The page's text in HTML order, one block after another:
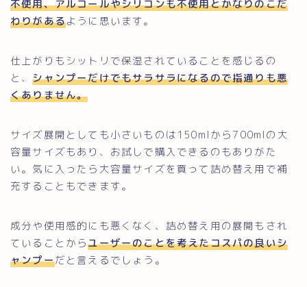
不使用、アルコールやシリコンも不使用とかなりのこだ
わりがあるように思います。
仕上がりもシットリで保湿されていることを感じるの
と、シャンプーだけでもサラサラになるので指通りも悪
くありません。
サイズ展開としても小さいものは150mlから700mlの大
容量サイズもあり、お試しで購入できるのもありがた
い。気に入ったら大容量サイズを買って詰め替え用で補
充することもできます。
成分や使用感的にも悪くなく、詰め替え用の展開もされ
ていることからユーザーのことを考えたコスパの良いシ
ャンプーだと言えるでしょう。